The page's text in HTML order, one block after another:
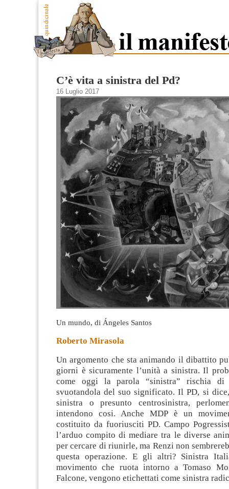
C’è vita a sinistra del Pd?
16 Luglio 2017
Un mundo, di Ángeles Santos
Roberto Mirasola
Un argomento che sta animando il dibattito
giorni è sicuramente l’unità a sinistra. Il
come oggi la parola “sinistra” rischia di
svuotandola del suo significato. Il PD, si
sinistra o presunto centrosinistra,
intendono cosi. Anche MDP è un
costituito da fuoriusciti PD. Campo
l’arduo compito di mediare tra le diverse
per cercare di riunirle, ma Renzi non
questa operazione. E gli altri? Sinistra
movimento che ruota intorno a Tomaso
Falcone, vengono etichettati come sinistra